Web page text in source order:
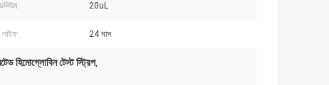
20uL
24 মাস
হিমোগ্লোবিন টেস্ট স্ট্রিপ,